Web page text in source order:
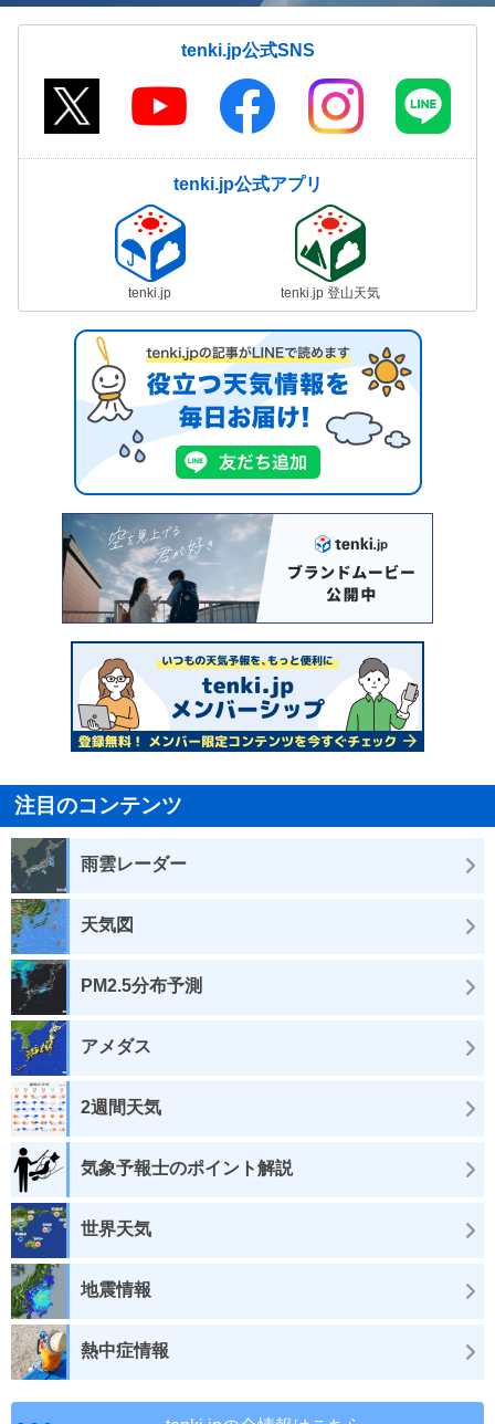
tenki.jp公式SNS
tenki.jp公式アプリ
tenki.jp tenki.jp 登山天気
注目のコンテンツ
雨雲レーダー
天気図
PM2.5分布予測
アメダス
2週間天気
気象予報士のポイント解説
世界天気
地震情報
熱中症情報